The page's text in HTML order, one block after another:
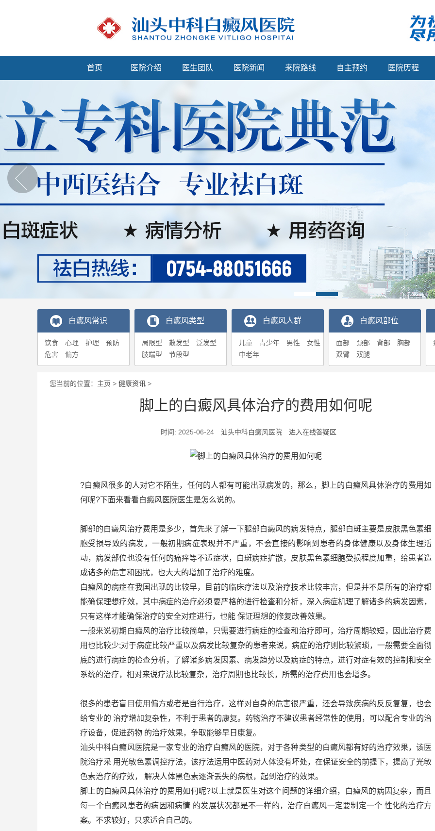
首页 医院介绍 医生团队 医院新闻 来院路线 自主预约 医院历程
白癜风常识
饮食 心理 护理
预防
危害
偏方
白癜风类型
局限型 散发型
泛发型
肢端型
节段型
白癜风人群
儿童 青少年 男性
女性
中老年
白癜风部位
面部 颈部 背部
胸部
双臂
双腿
您当前的位置： 主页 > 健康资讯 >
脚上的白癜风具体治疗的费用如何呢
时间: 2025-06-24 汕头中科白癜风医院 进入在线答疑区
?白癜风很多的人对它不陌生，任何的人都有可能出现病发的，那么，脚上的白癜风具体治疗的费用如
何呢?下面来看看白癜风医院医生是怎么说的。
脚部的白癜风治疗费用是多少，首先来了解一下腿部白癜风的病发特点，腿部白斑主要是皮肤黑色素细
胞受损导致的病发，一般初期病症表现并不严重，不会直接的影响到患者的身体健康以及身体生理活
动，病发部位也没有任何的痛痒等不适症状，白斑病症扩散，皮肤黑色素细胞受损程度加重，给患者造
成诸多的危害和困扰，也大大的增加了治疗的难度。
白癜风的病症在我国出现的比较早，目前的临床疗法以及治疗技术比较丰富，但是并不是所有的治疗都
能确保理想疗效，其中病症的治疗必须要严格的进行检查和分析，深入病症机理了解诸多的病发因素，
只有这样才能确保治疗的安全对症进行，也能 保证理想的修复改善效果。
一般来说初期白癜风的治疗比较简单，只需要进行病症的检查和治疗即可，治疗周期较短，因此治疗费
用也比较少;对于病症比较严重以及病发比较复杂的患者来说，病症的治疗则比较繁琐，一般需要全面彻
底的进行病症的检查分析，了解诸多病发因素、病发趋势以及病症的特点，进行对症有效的控制和安全
系统的治疗，相对来说疗法比较复杂，治疗周期也比较长，所需的治疗费用也会增多。
很多的患者盲目使用偏方或者是自行治疗，这样对自身的危害很严重，还会导致疾病的反反复复，也会
给专业的 治疗增加复杂性，不利于患者的康复。药物治疗不建议患者经常性的使用，可以配合专业的治
疗设备，促进药物 的治疗效果，争取能够早日康复。
汕头中科白癜风医院是一家专业的治疗白癜风的医院，对于各种类型的白癜风都有好的治疗效果，该医
院治疗采 用光敏色素调控疗法，该疗法运用中医药对人体没有坏处，在保证安全的前提下，提高了光敏
色素治疗的疗效， 解决人体黑色素逐渐丢失的病根，起到治疗的效果。
脚上的白癜风具体治疗的费用如何呢?以上就是医生对这个问题的详细介绍，白癜风的病因复杂，而且
每一个白癜风患者的病因和病情 的发展状况都是不一样的，治疗白癜风一定要制定一个 性化的治疗方
案。不求较好，只求适合自己的。